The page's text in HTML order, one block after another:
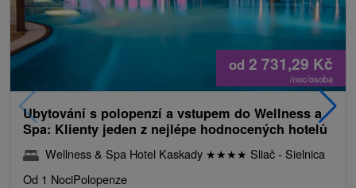
od 2 731,29 Kč
/noc/osoba
Ubytování s polopenzí a vstupem do Wellness a
Spa: Klienty jeden z nejlépe hodnocených hotelů
Wellness & Spa Hotel Kaskady ★★★★ Sliač - Sielnica
Od 1 NociPolopenze